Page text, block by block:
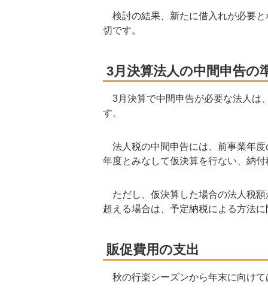
検討の結果、新たに借入れが必要
切です。
3月決算法人の中間申告の
3月決算で中間申告が必要な法人は
す。
法人税の中間申告には、前事業年
年度とみなして仮決算を行ない、納
ただし、仮決算した場合の法人税
超える場合は、予定納税による方法
販促費用の支出
秋の行楽シーズンから年末に向け